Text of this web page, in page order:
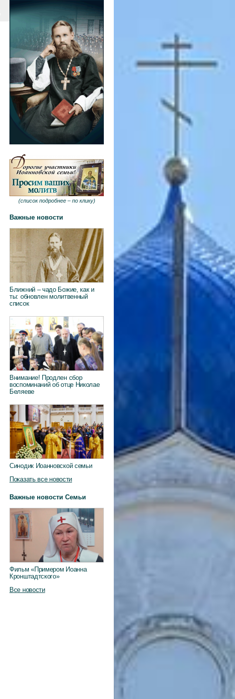
(список подробнее – по клику)
Важные новости
Ближний – чадо Божие, как и
ты: обновлен молитвенный
список
Внимание! Продлен сбор
воспоминаний об отце Николае
Беляеве
Синодик Иоанновской семьи
Показать все новости
Важные новости Семьи
Фильм «Примером Иоанна
Кронштадтского»
Все новости